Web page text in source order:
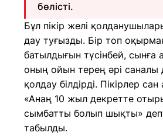
бөлісті.
Бұл пікір желі
дау туғызды. Бір топ
батылдығын түсінбей, сынға
оның ойын терең әрі саналы
қолдау білдірді. Пікірлер
«Анаң 10 жыл декретте
сымбатты болып шықты» деп
табылды.